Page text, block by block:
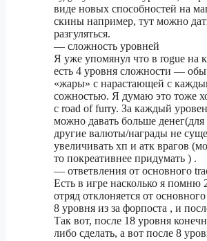
виде новых способностей на
скины например, тут можно
разгуляться.
— сложность уровней
Я уже упомянул что в rogue на
есть 4 уровня сложности —
«жары» с нарастающей с
сожностью. Я думаю это тоже
с road of furry. За каждый
можно давать больше денег(для
другие валюты/награды не
увеличивать хп и атк врагов
то покреативнее придумать ) .
— ответвления от основного
Есть в игре насколько я помню
отряд отклоняется от
8 уровня из за форпоста , и
Так вот, после 18 уровня
либо сделать, а вот после 8